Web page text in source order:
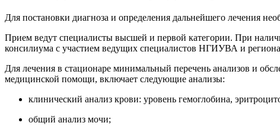
Для постановки диагноза и определения дальнейшего лечения
Прием ведут специалисты высшей и первой категории. При
консилиума с участием ведущих специалистов НГИУВА и
Для лечения в стационаре минимальный перечень анализов и
медицинской помощи, включает следующие анализы:
клинический анализ крови: уровень гемоглобина,
общий анализ мочи;